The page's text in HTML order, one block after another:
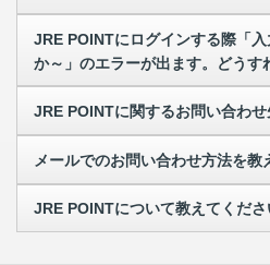
JRE POINTにログインする際「
か～」のエラーが出ます。どうす
JRE POINTに関するお問い合わ
メールでのお問い合わせ方法を教
JRE POINTについて教えてくださ